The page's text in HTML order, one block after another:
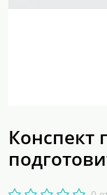
Конспект